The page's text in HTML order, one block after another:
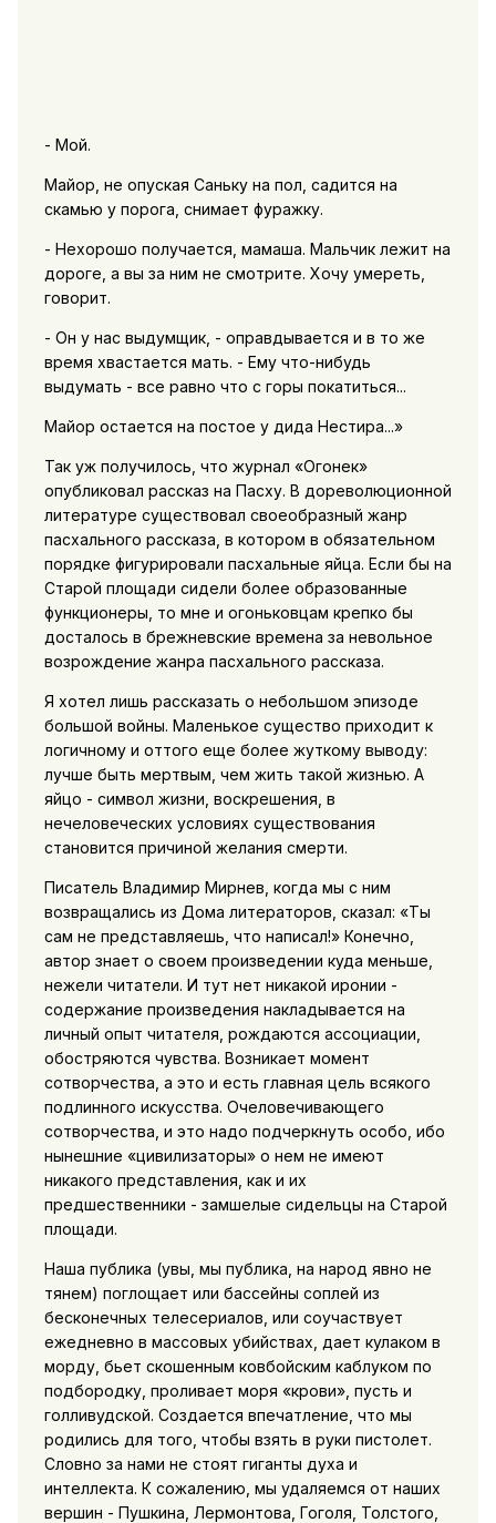
- Мой.
Майор, не опуская Саньку на пол, садится на
скамью у порога, снимает фуражку.
- Нехорошо получается, мамаша. Мальчик лежит на
дороге, а вы за ним не смотрите. Хочу умереть,
говорит.
- Он у нас выдумщик, - оправдывается и в то же
время хвастается мать. - Ему что-нибудь
выдумать - все равно что с горы покатиться...
Майор остается на постое у дида Нестира...»
Так уж получилось, что журнал «Огонек»
опубликовал рассказ на Пасху. В дореволюционной
литературе существовал своеобразный жанр
пасхального рассказа, в котором в обязательном
порядке фигурировали пасхальные яйца. Если бы на
Старой площади сидели более образованные
функционеры, то мне и огоньковцам крепко бы
досталось в брежневские времена за невольное
возрождение жанра пасхального рассказа.
Я хотел лишь рассказать о небольшом эпизоде
большой войны. Маленькое существо приходит к
логичному и оттого еще более жуткому выводу:
лучше быть мертвым, чем жить такой жизнью. А
яйцо - символ жизни, воскрешения, в
нечеловеческих условиях существования
становится причиной желания смерти.
Писатель Владимир Мирнев, когда мы с ним
возвращались из Дома литераторов, сказал: «Ты
сам не представляешь, что написал!» Конечно,
автор знает о своем произведении куда меньше,
нежели читатели. И тут нет никакой иронии -
содержание произведения накладывается на
личный опыт читателя, рождаются ассоциации,
обостряются чувства. Возникает момент
сотворчества, а это и есть главная цель всякого
подлинного искусства. Очеловечивающего
сотворчества, и это надо подчеркнуть особо, ибо
нынешние «цивилизаторы» о нем не имеют
никакого представления, как и их
предшественники - замшелые сидельцы на Старой
площади.
Наша публика (увы, мы публика, на народ явно не
тянем) поглощает или бассейны соплей из
бесконечных телесериалов, или соучаствует
ежедневно в массовых убийствах, дает кулаком в
морду, бьет скошенным ковбойским каблуком по
подбородку, проливает моря «крови», пусть и
голливудской. Создается впечатление, что мы
родились для того, чтобы взять в руки пистолет.
Словно за нами не стоят гиганты духа и
интеллекта. К сожалению, мы удаляемся от наших
вершин - Пушкина, Лермонтова, Гоголя, Толстого,